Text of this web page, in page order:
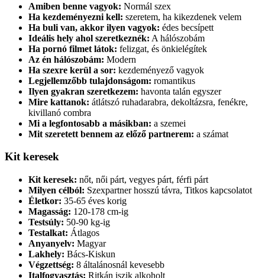
Amiben benne vagyok: Normál szex
Ha kezdeményezni kell: szeretem, ha kikezdenek velem
Ha buli van, akkor ilyen vagyok: édes becsípett
Ideális hely ahol szeretkeznék: A hálószobám
Ha pornó filmet látok: felizgat, és önkielégítek
Az én hálószobám: Modern
Ha szexre kerül a sor: kezdeményező vagyok
Legjellemzőbb tulajdonságom: romantikus
Ilyen gyakran szeretkezem: havonta talán egyszer
Mire kattanok: átlátszó ruhadarabra, dekoltázsra, fenékre,
kivillanó combra
Mi a legfontosabb a másikban: a szemei
Mit szeretett bennem az előző partnerem: a számat
Kit keresek
Kit keresek: nőt, női párt, vegyes párt, férfi párt
Milyen célból: Szexpartner hosszú távra, Titkos kapcsolatot
Életkor: 35-65 éves korig
Magasság: 120-178 cm-ig
Testsúly: 50-90 kg-ig
Testalkat: Átlagos
Anyanyelv: Magyar
Lakhely: Bács-Kiskun
Végzettség: 8 általánosnál kevesebb
Italfogyasztás: Ritkán iszik alkoholt